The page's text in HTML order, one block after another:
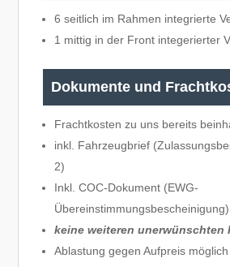
6 seitlich im Rahmen integrierte
1 mittig in der Front integerierter
Dokumente und
Frachtkosten zu uns bereits
inkl. Fahrzeugbrief
2)
Inkl. COC-Dokument (EWG-
Übereinstimmungsbescheinigung)
keine weiteren unerwünschten
Ablastung gegen Aufpreis